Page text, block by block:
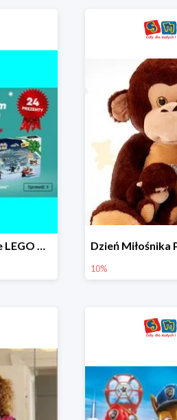
Kalendarze adwentowe LEGO w Smyku w super cenie
10%